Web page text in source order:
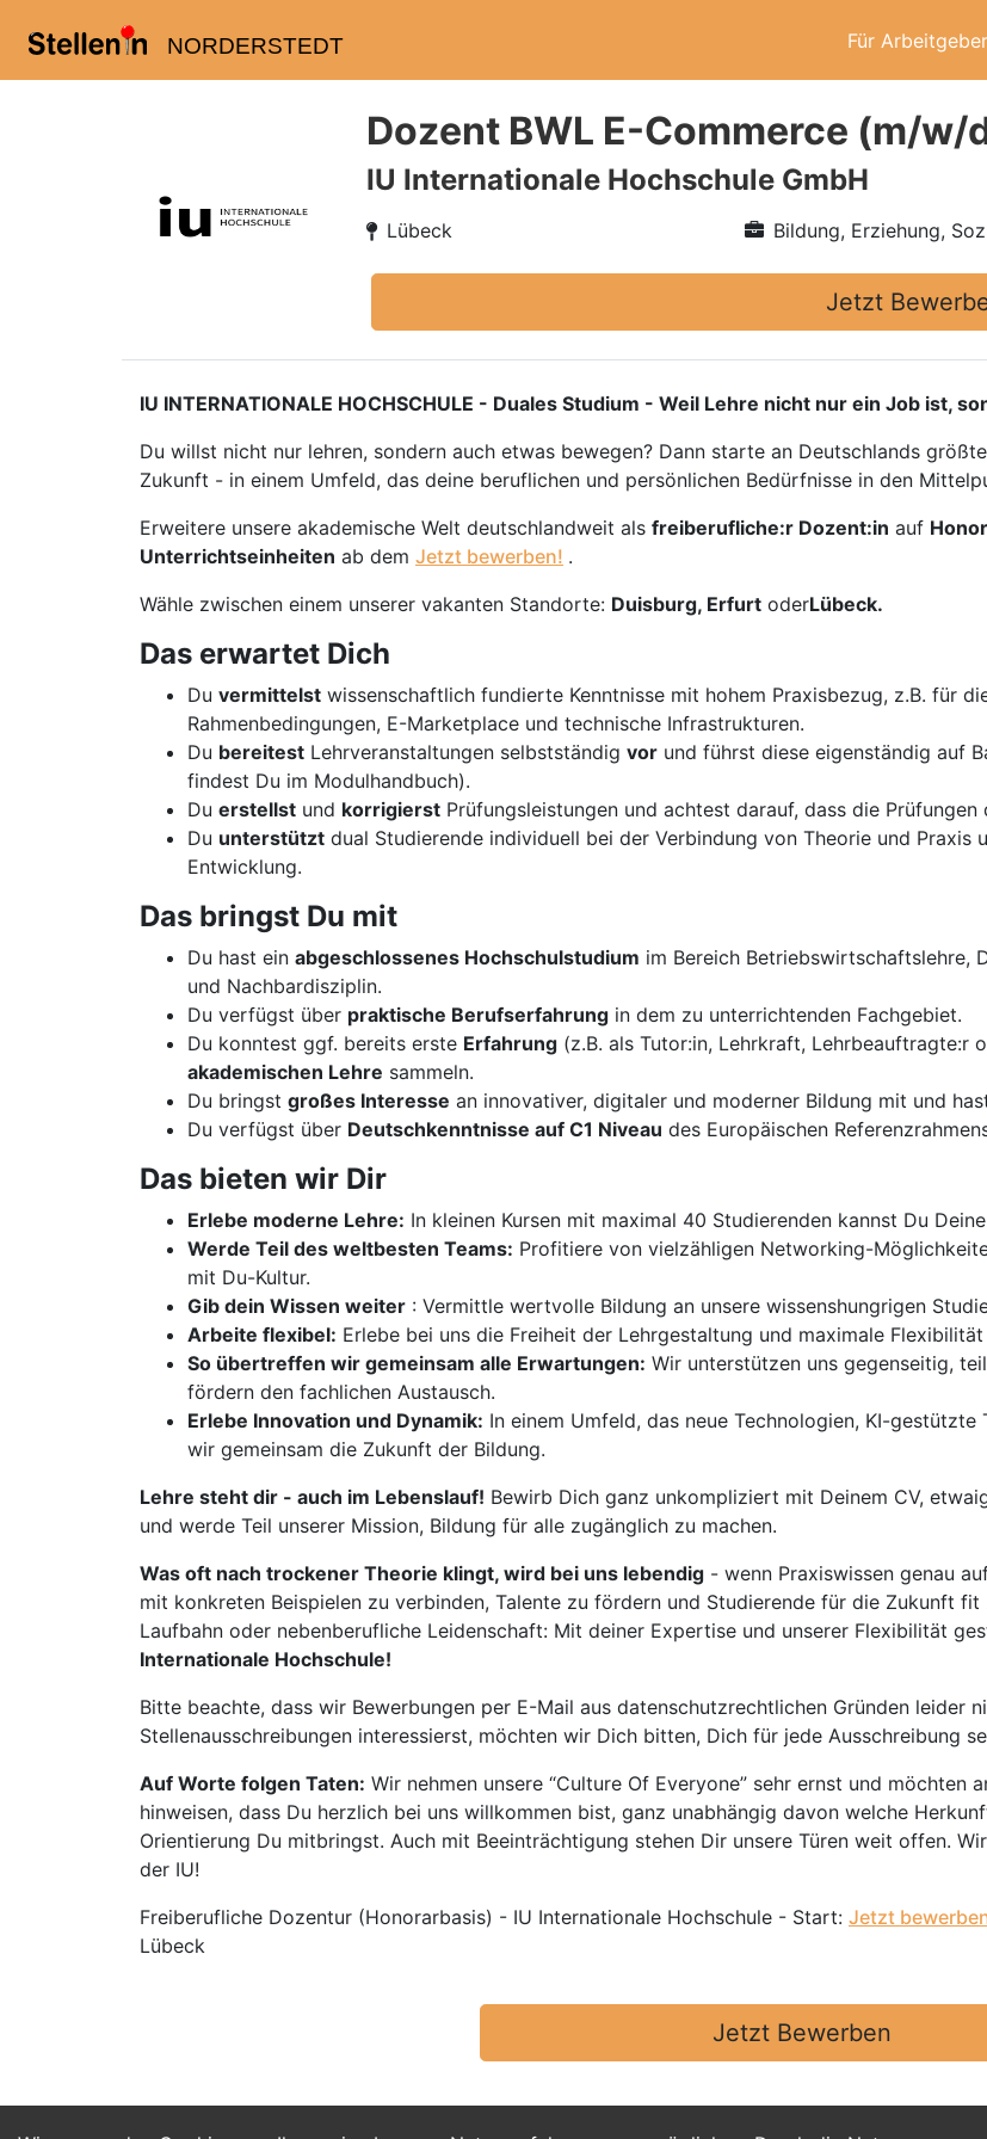
NORDERSTEDT Für
Dozent BWL E-Commerce (m/w/
IU Internationale Hochschule GmbH
Lübeck Bildung, Erziehung,
Jetzt
IU INTERNATIONALE HOCHSCHULE - Duales Studium - Weil Lehre nicht nur ein Job ist,
Du willst nicht nur lehren, sondern auch etwas bewegen? Dann starte an Deutschlands
Zukunft - in einem Umfeld, das deine beruflichen und persönlichen Bedürfnisse in den
Erweitere unsere akademische Welt deutschlandweit als freiberufliche:r Dozent:in auf
Unterrichtseinheiten ab dem Jetzt bewerben! .
Wähle zwischen einem unserer vakanten Standorte: Duisburg, Erfurt oderLübeck.
Das erwartet Dich
Du vermittelst wissenschaftlich fundierte Kenntnisse mit hohem Praxisbezug, z.B. für
Rahmenbedingungen, E-Marketplace und technische Infrastrukturen.
Du bereitest Lehrveranstaltungen selbstständig vor und führst diese eigenständig auf
findest Du im Modulhandbuch).
Du erstellst und korrigierst Prüfungsleistungen und achtest darauf, dass die
Du unterstützt dual Studierende individuell bei der Verbindung von Theorie und
Entwicklung.
Das bringst Du mit
Du hast ein abgeschlossenes Hochschulstudium im Bereich Betriebswirtschaftslehre,
und Nachbardisziplin.
Du verfügst über praktische Berufserfahrung in dem zu unterrichtenden Fachgebiet.
Du konntest ggf. bereits erste Erfahrung (z.B. als Tutor:in, Lehrkraft, Lehrbeauftragte:r
akademischen Lehre sammeln.
Du bringst großes Interesse an innovativer, digitaler und moderner Bildung mit und
Du verfügst über Deutschkenntnisse auf C1 Niveau des Europäischen
Das bieten wir Dir
Erlebe moderne Lehre: In kleinen Kursen mit maximal 40 Studierenden kannst Du
Werde Teil des weltbesten Teams: Profitiere von vielzähligen Networking-
mit Du-Kultur.
Gib dein Wissen weiter : Vermittle wertvolle Bildung an unsere wissenshungrigen
Arbeite flexibel: Erlebe bei uns die Freiheit der Lehrgestaltung und maximale
So übertreffen wir gemeinsam alle Erwartungen: Wir unterstützen uns gegenseitig,
fördern den fachlichen Austausch.
Erlebe Innovation und Dynamik: In einem Umfeld, das neue Technologien, KI-
wir gemeinsam die Zukunft der Bildung.
Lehre steht dir - auch im Lebenslauf! Bewirb Dich ganz unkompliziert mit Deinem CV,
und werde Teil unserer Mission, Bildung für alle zugänglich zu machen.
Was oft nach trockener Theorie klingt, wird bei uns lebendig - wenn Praxiswissen genau
mit konkreten Beispielen zu verbinden, Talente zu fördern und Studierende für die Zukunft fit
Laufbahn oder nebenberufliche Leidenschaft: Mit deiner Expertise und unserer Flexibilität
Internationale Hochschule!
Bitte beachte, dass wir Bewerbungen per E-Mail aus datenschutzrechtlichen Gründen leider
Stellenausschreibungen interessierst, möchten wir Dich bitten, Dich für jede Ausschreibung
Auf Worte folgen Taten: Wir nehmen unsere “Culture Of Everyone” sehr ernst und möchten
hinweisen, dass Du herzlich bei uns willkommen bist, ganz unabhängig davon welche
Orientierung Du mitbringst. Auch mit Beeinträchtigung stehen Dir unsere Türen weit offen.
der IU!
Freiberufliche Dozentur (Honorarbasis) - IU Internationale Hochschule - Start: Jetzt
Lübeck
Jetzt Bewerben